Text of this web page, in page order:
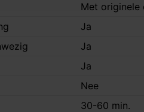
Met originele
Ja
Ja
Ja
Nee
30-60 min.